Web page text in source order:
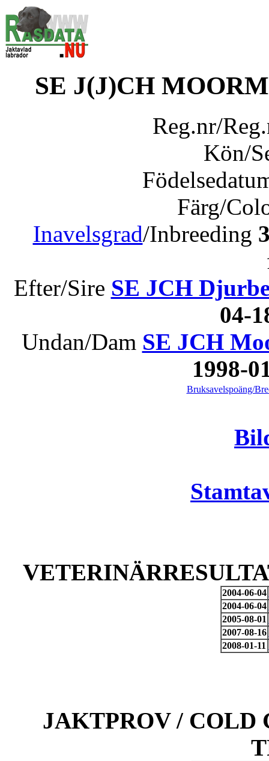
SE J(J)CH
Reg.nr/
Kön/
Färg/
Inavelsgrad/Inbreeding
Efter/Sire SE JCH
04-
Undan/Dam SE JCH
1998-
Bruksavelspoäng/
2004-06-04
2004-06-04
2005-08-01
2007-08-16
2008-01-11
JAKTPROV / COLD